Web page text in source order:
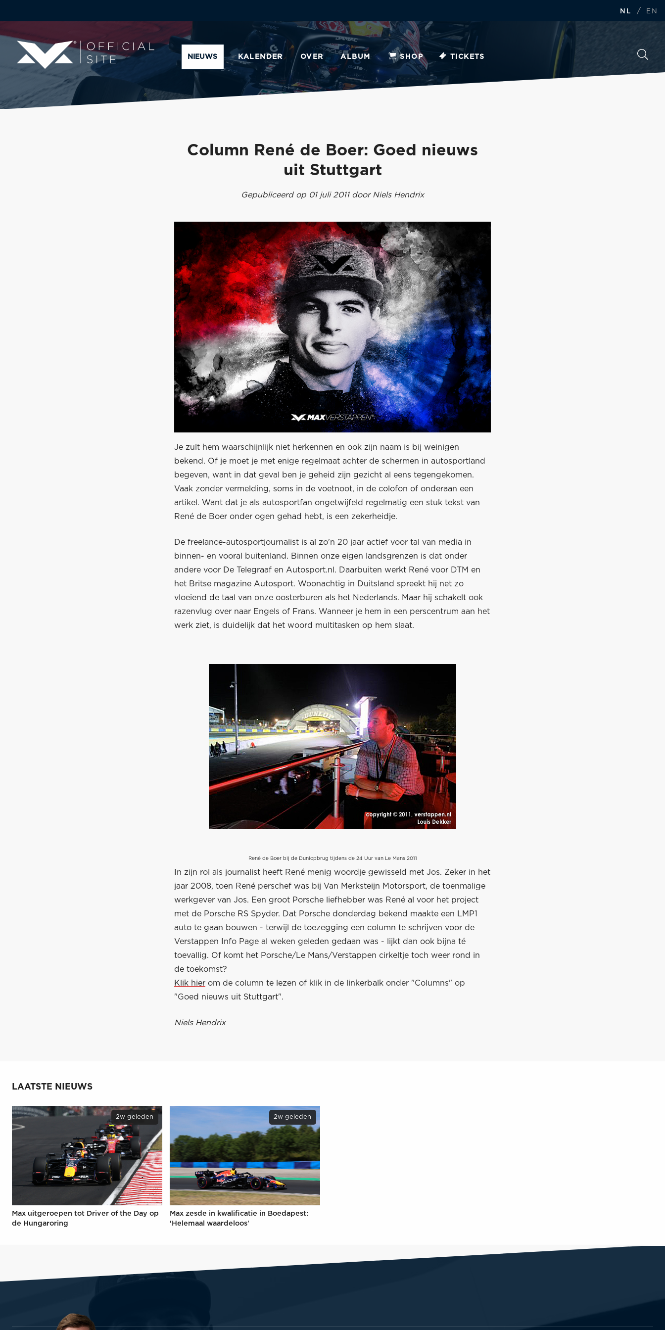
NL / EN
NIEUWS KALENDER OVER ALBUM SHOP TICKETS
Column René de Boer: Goed nieuws
uit Stuttgart
Gepubliceerd op 01 juli 2011 door Niels Hendrix
Je zult hem waarschijnlijk niet herkennen en ook zijn naam is bij weinigen
bekend. Of je moet je met enige regelmaat achter de schermen in autosportland
begeven, want in dat geval ben je geheid zijn gezicht al eens tegengekomen.
Vaak zonder vermelding, soms in de voetnoot, in de colofon of onderaan een
artikel. Want dat je als autosportfan ongetwijfeld regelmatig een stuk tekst van
René de Boer onder ogen gehad hebt, is een zekerheidje.
De freelance-autosportjournalist is al zo'n 20 jaar actief voor tal van media in
binnen- en vooral buitenland. Binnen onze eigen landsgrenzen is dat onder
andere voor De Telegraaf en Autosport.nl. Daarbuiten werkt René voor DTM en
het Britse magazine Autosport. Woonachtig in Duitsland spreekt hij net zo
vloeiend de taal van onze oosterburen als het Nederlands. Maar hij schakelt ook
razenvlug over naar Engels of Frans. Wanneer je hem in een perscentrum aan het
werk ziet, is duidelijk dat het woord multitasken op hem slaat.
René de Boer bij de Dunlopbrug tijdens de 24 Uur van Le Mans 2011
In zijn rol als journalist heeft René menig woordje gewisseld met Jos. Zeker in het
jaar 2008, toen René perschef was bij Van Merksteijn Motorsport, de toenmalige
werkgever van Jos. Een groot Porsche liefhebber was René al voor het project
met de Porsche RS Spyder. Dat Porsche donderdag bekend maakte een LMP1
auto te gaan bouwen - terwijl de toezegging een column te schrijven voor de
Verstappen Info Page al weken geleden gedaan was - lijkt dan ook bijna té
toevallig. Of komt het Porsche/Le Mans/Verstappen cirkeltje toch weer rond in
de toekomst?
Klik hier om de column te lezen of klik in de linkerbalk onder "Columns" op
"Goed nieuws uit Stuttgart".
Niels Hendrix
LAATSTE NIEUWS
2w geleden
Max uitgeroepen tot Driver of the Day op
de Hungaroring
2w geleden
Max zesde in kwalificatie in Boedapest:
'Helemaal waardeloos'